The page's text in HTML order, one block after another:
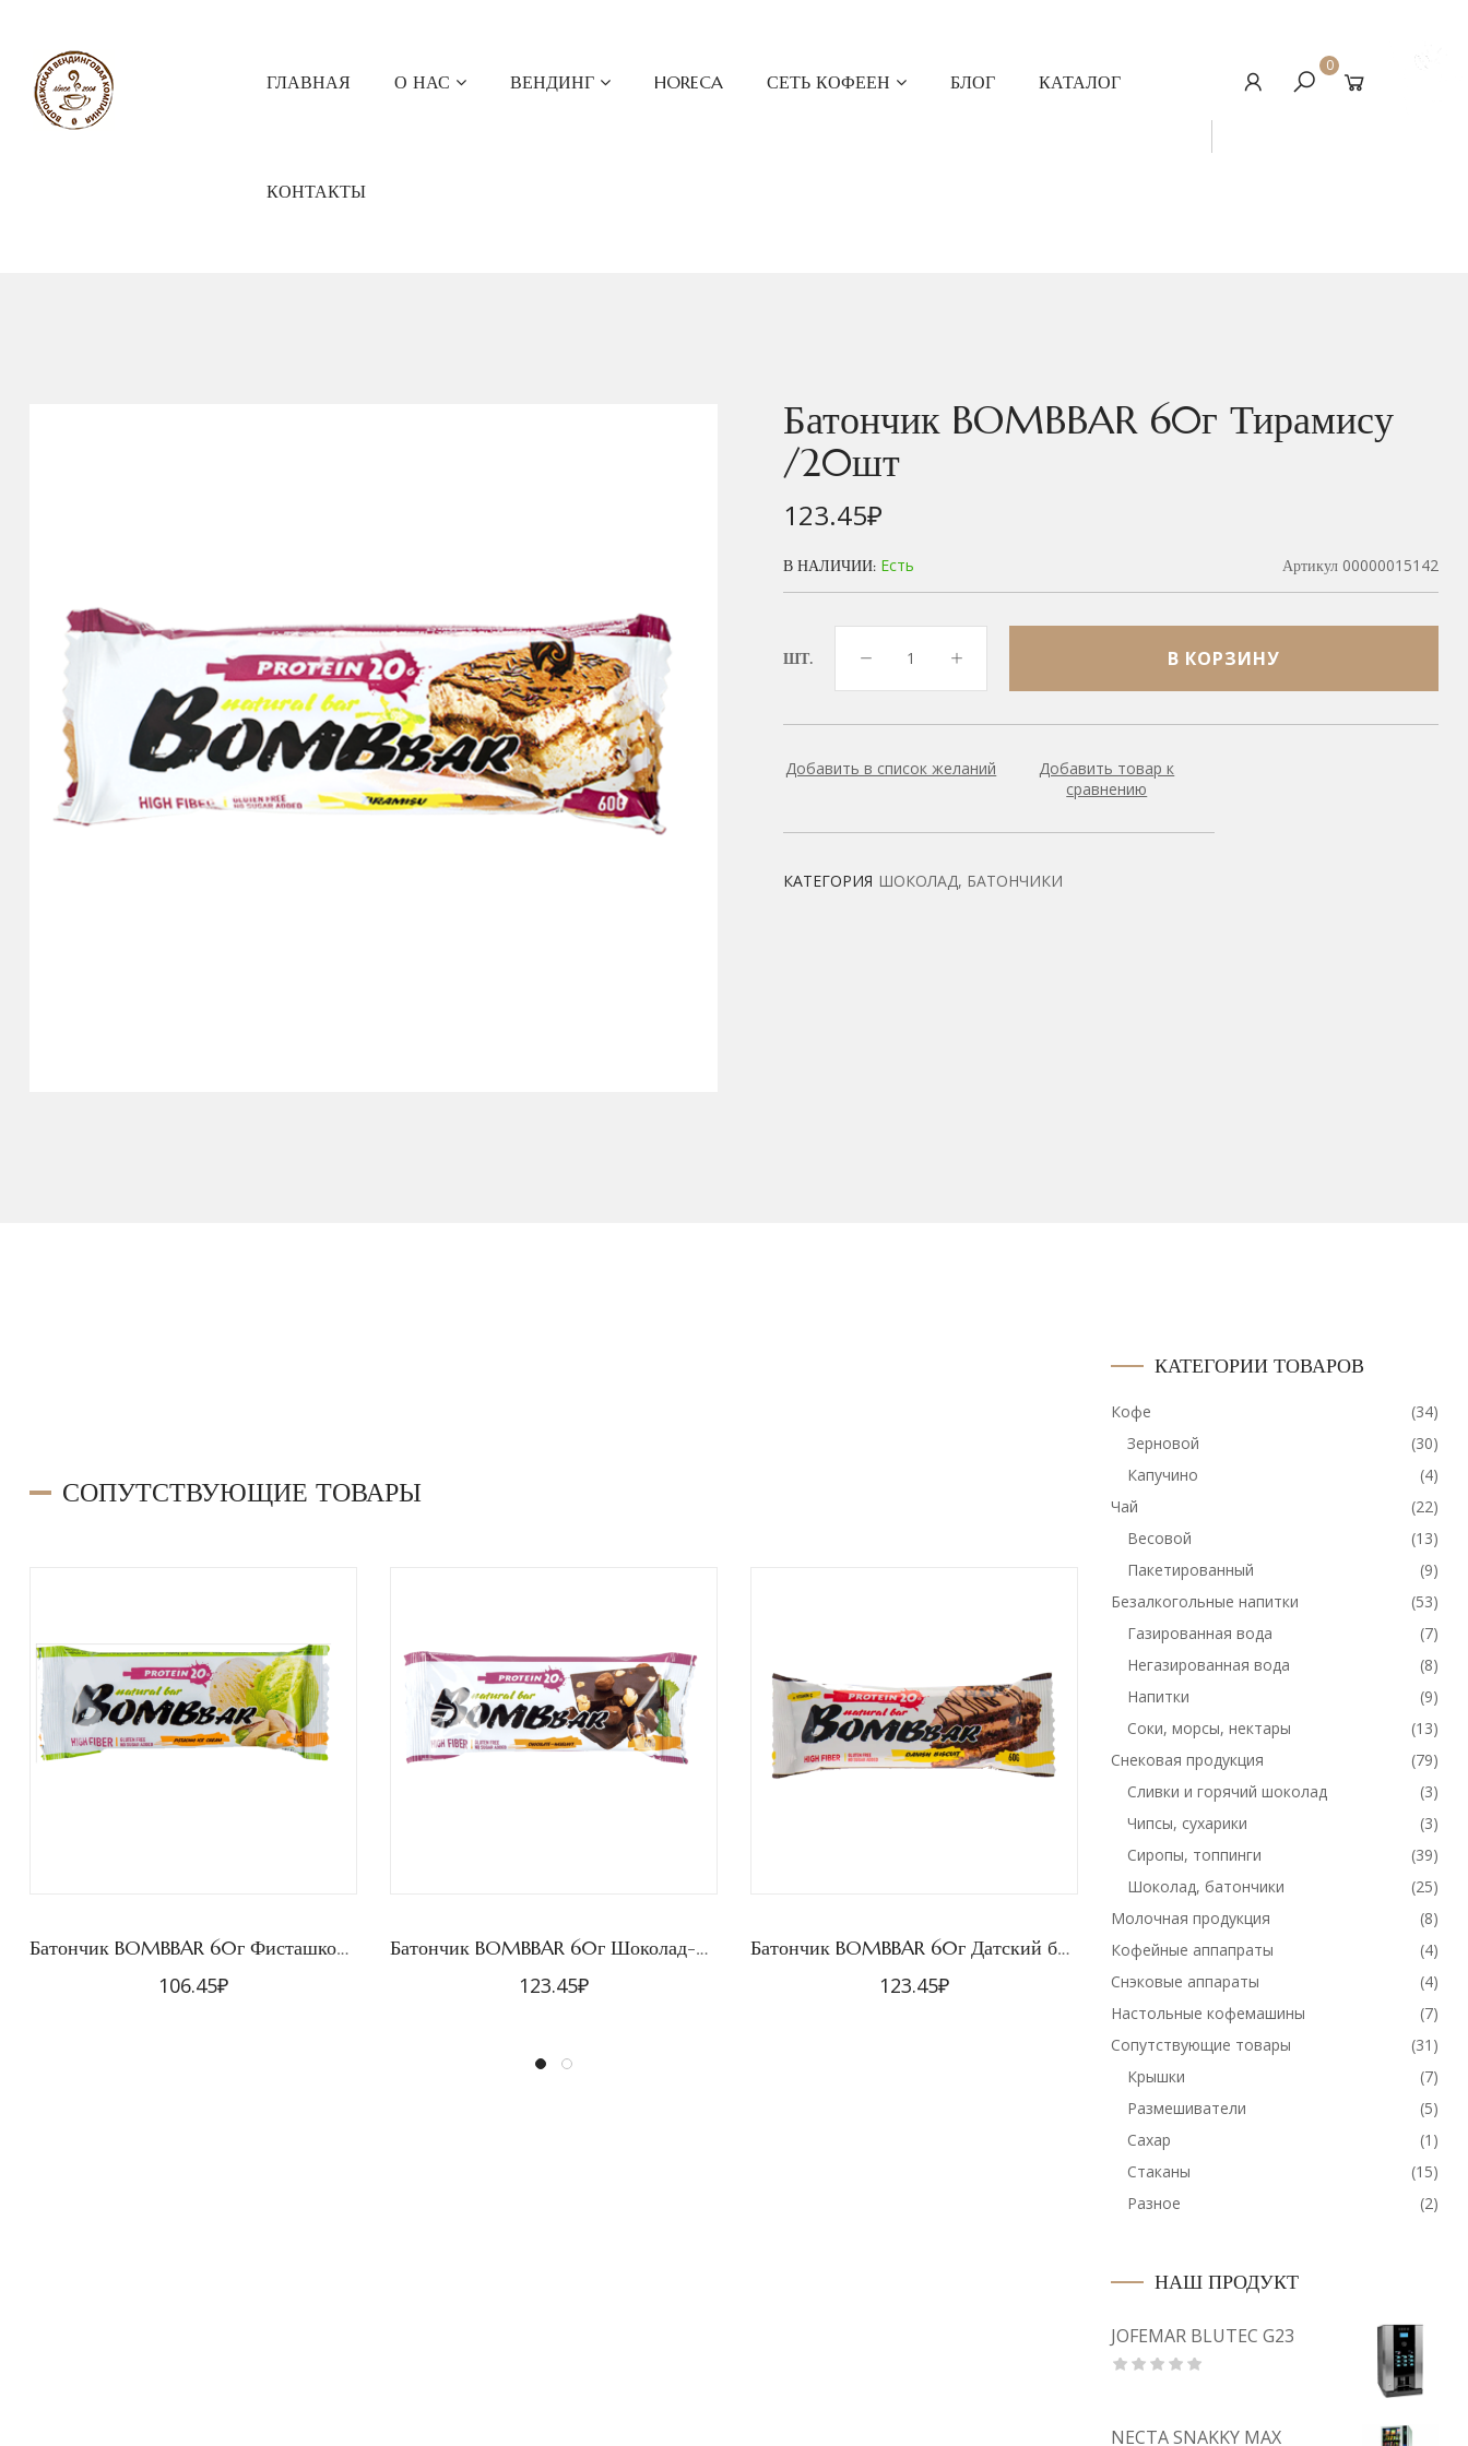
ГЛАВНАЯ О НАС ВЕНДИНГ HORECA СЕТЬ КОФЕЕН БЛОГ КАТАЛОГ
КОНТАКТЫ
0
Батончик BOMBBAR 60г Тирамису
/20шт
123.45₽
В НАЛИЧИИ: Есть Артикул 00000015142
ШТ. В КОРЗИНУ
Добавить в список желаний
Добавить товар к
сравнению
КАТЕГОРИЯ ШОКОЛАД, БАТОНЧИКИ
СОПУТСТВУЮЩИЕ ТОВАРЫ
Батончик BOMBBAR 60г Фисташковый пломбир /20шт
106.45₽
Батончик BOMBBAR 60г Шоколад-Фундук /20шт
123.45₽
Батончик BOMBBAR 60г Датский бисквит /20шт
123.45₽
Батончик CHIKALAB с начинкой Арахис 60г/20шт
133.03
КАТЕГОРИИ ТОВАРОВ
Кофе
(34)
Зерновой
(30)
Капучино
(4)
Чай
(22)
Весовой
(13)
Пакетированный
(9)
Безалкогольные напитки
(53)
Газированная вода
(7)
Негазированная вода
(8)
Напитки
(9)
Соки, морсы, нектары
(13)
Снековая продукция
(79)
Сливки и горячий шоколад
(3)
Чипсы, сухарики
(3)
Сиропы, топпинги
(39)
Шоколад, батончики
(25)
Молочная продукция
(8)
Кофейные аппапраты
(4)
Снэковые аппараты
(4)
Настольные кофемашины
(7)
Сопутствующие товары
(31)
Крышки
(7)
Размешиватели
(5)
Сахар
(1)
Стаканы
(15)
Разное
(2)
НАШ ПРОДУКТ
JOFEMAR BLUTEC G23
NECTA SNAKKY MAX